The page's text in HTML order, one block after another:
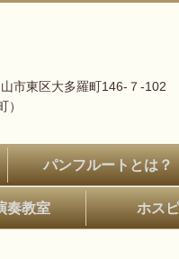
市東区大多羅町146-７-102
）
パンフルートとは？
奏教室 ホス